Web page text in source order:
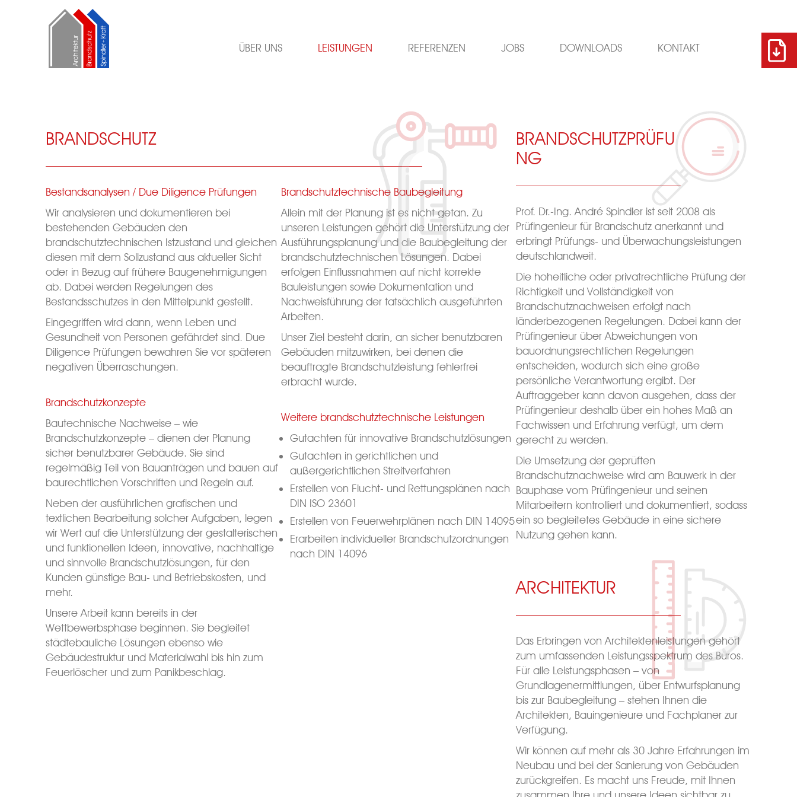
ÜBER UNS LEISTUNGEN REFERENZEN JOBS DOWNLOADS KONTAKT
BRANDSCHUTZ
Bestandsanalysen / Due Diligence Prüfungen
Wir analysieren und dokumentieren bei
bestehenden Gebäuden den
brandschutztechnischen Istzustand und gleichen
diesen mit dem Sollzustand aus aktueller Sicht
oder in Bezug auf frühere Baugenehmigungen
ab. Dabei werden Regelungen des
Bestandsschutzes in den Mittelpunkt gestellt.
Eingegriffen wird dann, wenn Leben und
Gesundheit von Personen gefährdet sind. Due
Diligence Prüfungen bewahren Sie vor späteren
negativen Überraschungen.
Brandschutzkonzepte
Bautechnische Nachweise – wie
Brandschutzkonzepte – dienen der Planung
sicher benutzbarer Gebäude. Sie sind
regelmäßig Teil von Bauanträgen und bauen auf
baurechtlichen Vorschriften und Regeln auf.
Neben der ausführlichen grafischen und
textlichen Bearbeitung solcher Aufgaben, legen
wir Wert auf die Unterstützung der gestalterischen
und funktionellen Ideen, innovative, nachhaltige
und sinnvolle Brandschutzlösungen, für den
Kunden günstige Bau- und Betriebskosten, und
mehr.
Unsere Arbeit kann bereits in der
Wettbewerbsphase beginnen. Sie begleitet
städtebauliche Lösungen ebenso wie
Gebäudestruktur und Materialwahl bis hin zum
Feuerlöscher und zum Panikbeschlag.
Brandschutztechnische Baubegleitung
Allein mit der Planung ist es nicht getan. Zu
unseren Leistungen gehört die Unterstützung der
Ausführungsplanung und die Baubegleitung der
brandschutztechnischen Lösungen. Dabei
erfolgen Einflussnahmen auf nicht korrekte
Bauleistungen sowie Dokumentation und
Nachweisführung der tatsächlich ausgeführten
Arbeiten.
Unser Ziel besteht darin, an sicher benutzbaren
Gebäuden mitzuwirken, bei denen die
beauftragte Brandschutzleistung fehlerfrei
erbracht wurde.
Weitere brandschutztechnische Leistungen
Gutachten für innovative Brandschutzlösungen
Gutachten in gerichtlichen und
außergerichtlichen Streitverfahren
Erstellen von Flucht- und Rettungsplänen nach
DIN ISO 23601
Erstellen von Feuerwehrplänen nach DIN 14095
Erarbeiten individueller Brandschutzordnungen
nach DIN 14096
BRANDSCHUTZPRÜFU
NG
Prof. Dr.-Ing. André Spindler ist seit 2008 als
Prüfingenieur für Brandschutz anerkannt und
erbringt Prüfungs- und Überwachungsleistungen
deutschlandweit.
Die hoheitliche oder privatrechtliche Prüfung der
Richtigkeit und Vollständigkeit von
Brandschutznachweisen erfolgt nach
länderbezogenen Regelungen. Dabei kann der
Prüfingenieur über Abweichungen von
bauordnungsrechtlichen Regelungen
entscheiden, wodurch sich eine große
persönliche Verantwortung ergibt. Der
Auftraggeber kann davon ausgehen, dass der
Prüfingenieur deshalb über ein hohes Maß an
Fachwissen und Erfahrung verfügt, um dem
gerecht zu werden.
Die Umsetzung der geprüften
Brandschutznachweise wird am Bauwerk in der
Bauphase vom Prüfingenieur und seinen
Mitarbeitern kontrolliert und dokumentiert, sodass
ein so begleitetes Gebäude in eine sichere
Nutzung gehen kann.
ARCHITEKTUR
Das Erbringen von Architektenleistungen gehört
zum umfassenden Leistungsspektrum des Büros.
Für alle Leistungsphasen – von
Grundlagenermittlungen, über Entwurfsplanung
bis zur Baubegleitung – stehen Ihnen die
Architekten, Bauingenieure und Fachplaner zur
Verfügung.
Wir können auf mehr als 30 Jahre Erfahrungen im
Neubau und bei der Sanierung von Gebäuden
zurückgreifen. Es macht uns Freude, mit Ihnen